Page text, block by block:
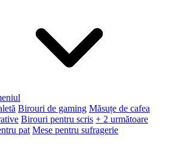
Birouri de gaming Măsuțe de cafea
Birouri pentru scris + 2 următoare
pat Mese pentru sufragerie